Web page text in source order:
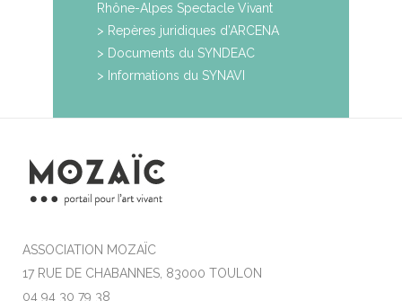
Rhône-Alpes Spectacle Vivant
> Repères juridiques d’ARCENA
> Documents du SYNDEAC
> Informations du SYNAVI
ASSOCIATION MOZAÏC
17 RUE DE CHABANNES, 83000 TOULON
04 94 30 79 38